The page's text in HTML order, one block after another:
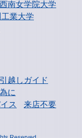
西南女学院大学
工業大学
越しガイド
に
ス
来店不要